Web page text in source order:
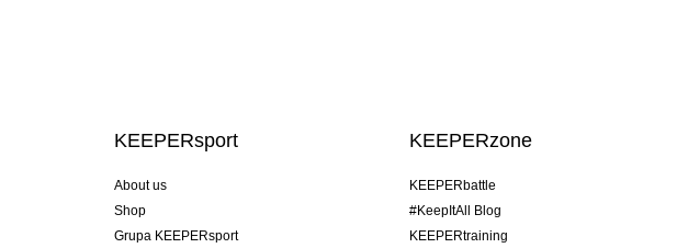
KEEPERsport
About us
Shop
Grupa KEEPERsport
KEEPERzone
KEEPERbattle
#KeepItAll Blog
KEEPERtraining